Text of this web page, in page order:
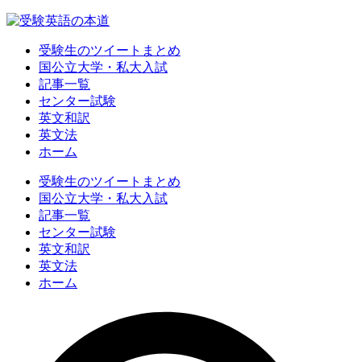
受験生のツイートまとめ
国公立大学・私大入試
記事一覧
センター試験
英文和訳
英文法
ホーム
受験生のツイートまとめ
国公立大学・私大入試
記事一覧
センター試験
英文和訳
英文法
ホーム